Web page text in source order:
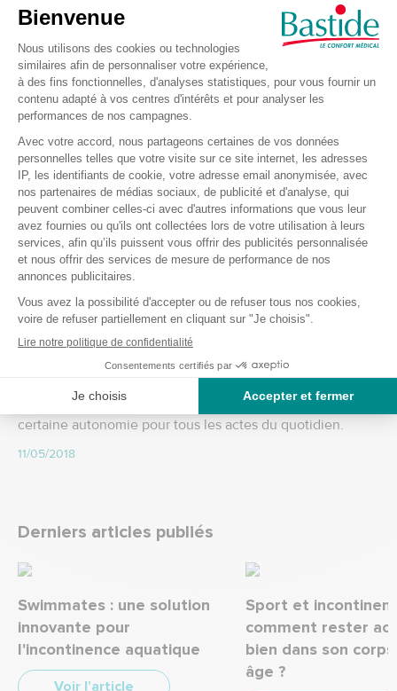
accès plus facile et sécurisé aux douches, améliorant
l'autonomie et la dignité des utilisateurs.
05/01/2024
La tendance du moment : le chariot de courses
Longtemps assimilé aux seniors, le chariot de courses est
devenu au fil des années un objet du quotidien de la
plupart des Français.
06/05/2021
Simplifier le quotidien des séniors grâce aux
aides techniques
Les « aides techniques » sont des objets ou des
appareillages qui simplifient la vie des séniors ou des
personnes handicapées. Cela leur permet de garder une
certaine autonomie pour tous les actes du quotidien.
11/05/2018
Derniers articles publiés
Swimmates : une solution
innovante pour
l'incontinence aquatique
Voir l’article
Sport et
comment rester
bien dans son
âge ?